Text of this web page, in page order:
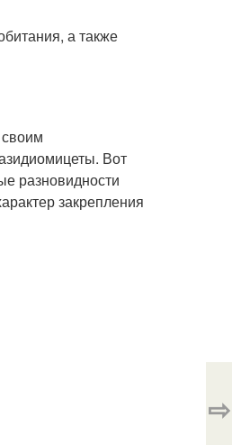
а также
Вот
разновидности
закрепления
⇨